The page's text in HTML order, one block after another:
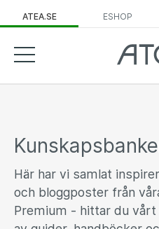
ATEA.SE ESHOP
Här har vi samlat
och bloggposter från
Premium - hittar du vårt